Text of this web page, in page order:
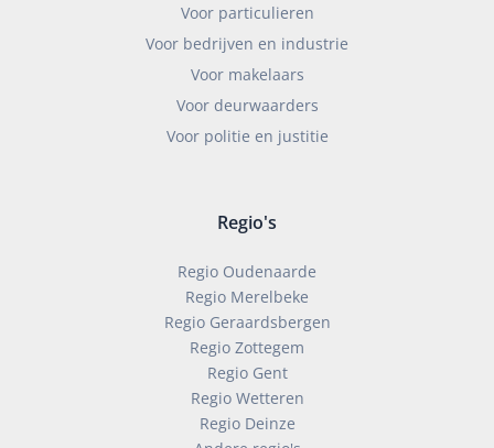
Voor particulieren
Voor bedrijven en industrie
Voor makelaars
Voor deurwaarders
Voor politie en justitie
Regio's
Regio Oudenaarde
Regio Merelbeke
Regio Geraardsbergen
Regio Zottegem
Regio Gent
Regio Wetteren
Regio Deinze